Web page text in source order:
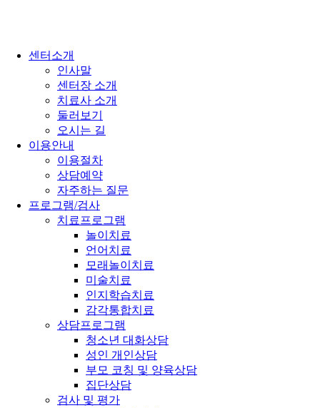
센터소개
인사말
센터장 소개
치료사 소개
둘러보기
오시는 길
이용안내
이용절차
상담예약
자주하는 질문
프로그램/검사
치료프로그램
놀이치료
언어치료
모래놀이치료
미술치료
인지학습치료
감각통합치료
상담프로그램
청소년 대화상담
성인 개인상담
부모 코칭 및 양육상담
집단상담
검사 및 평가